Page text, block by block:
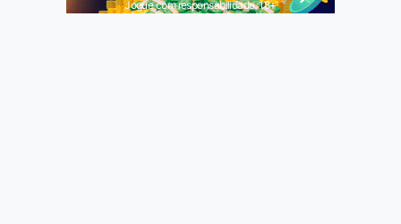
Jogue com responsabilidade. 18+